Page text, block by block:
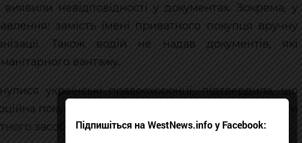
невідповідності у документах. Зокрема, у
замість імені приватного покупця вручну
Також водій не надав документів, які
вантажу.
українські правоохоронці, підтвердила, що
покупка, а не гуманітарна допомога. Експерти
засобу приблизно у 862 тис. грн.
Підпишіться на WestNews.info у Facebook: